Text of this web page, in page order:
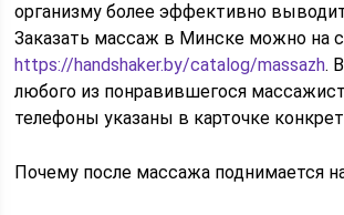
организму более эффективно
Заказать массаж в Минске можно на
https://handshaker.by/catalog/massazh.
любого из понравившегося
телефоны указаны в карточке
Почему после массажа поднимается